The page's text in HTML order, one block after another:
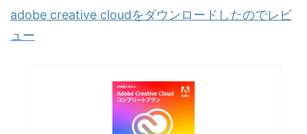
adobe creative cloudをダウンロードしたのでレビ
ュー